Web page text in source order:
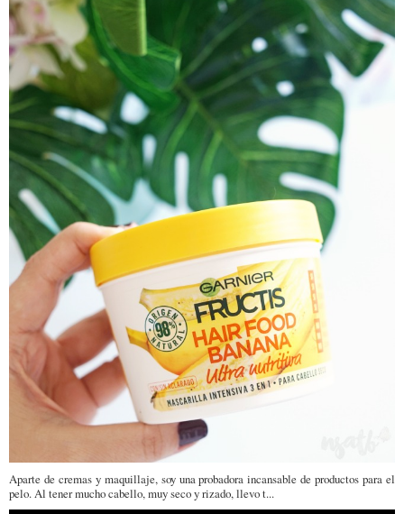
Aparte de cremas y maquillaje, soy una probadora incansable de productos para el
pelo. Al tener mucho cabello, muy seco y rizado, llevo t...